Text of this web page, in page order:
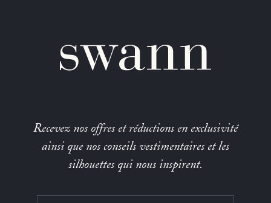
Recevez nos offres et réductions en exclusivité
ainsi que nos conseils vestimentaires et les
silhouettes qui nous inspirent.